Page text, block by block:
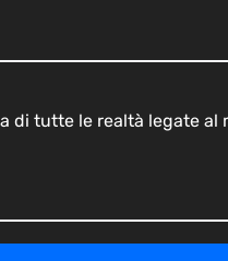
di tutte le realtà legate